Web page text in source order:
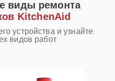
виды ремонта
KitchenAid
устройства и узнайте
видов работ